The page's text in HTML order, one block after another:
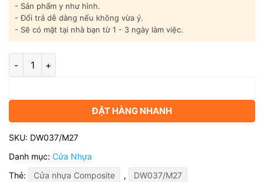
- Sản phẩm y như hình.
- Đổi trả dễ dàng nếu không vừa ý.
- Sẽ có mặt tại nhà bạn từ 1 - 3 ngày làm việc.
Cửa nhựa gỗ composite cao cấp - Mã DW037/M27 số lượng
ĐẶT HÀNG NHANH
SKU: DW037/M27
Danh mục: Cửa Nhựa
Thẻ:
Cửa nhựa Composite , DW037/M27